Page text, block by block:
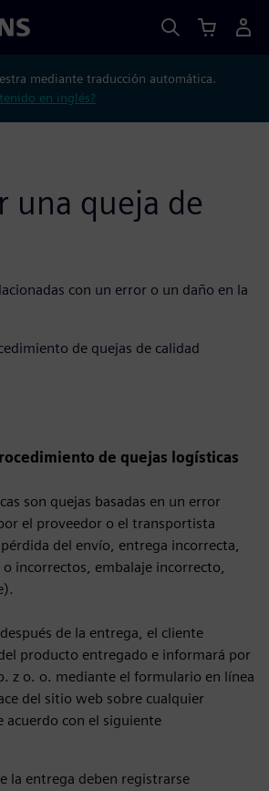
mediante traducción automática.
en inglés?
una queja de
con un error o un daño en la
de quejas de calidad
de quejas logísticas
son quejas basadas en un error
el proveedor o el transportista
del envío, entrega incorrecta,
incorrectos, embalaje incorrecto,
de la entrega, el cliente
producto entregado e informará por
z o. o. mediante el formulario en línea
del sitio web sobre cualquier
acuerdo con el siguiente
la entrega deben registrarse